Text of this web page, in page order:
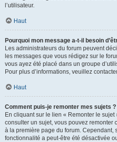
l’utilisateur.
Haut
Pourquoi mon message a-t-il besoin
Les administrateurs du forum peuvent
les messages que vous rédigez sur le
vous ayez été placé dans un groupe
Pour plus d’informations, veuillez
Haut
Comment puis-je remonter mes sujets ?
En cliquant sur le lien « Remonter le
consulter un sujet, vous pouvez remonter
à la première page du forum. Cependant,
fonctionnalité a peut-être été désactivée